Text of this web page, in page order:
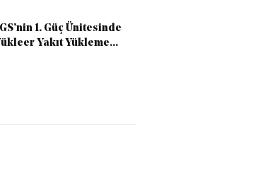
1. Güç Ünitesinde
Yakıt Yükleme...